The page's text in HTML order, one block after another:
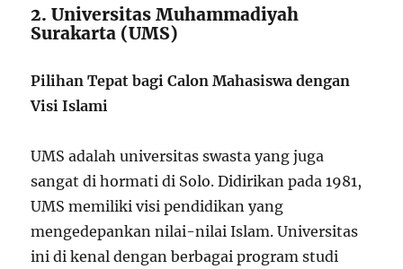
2. Universitas Muhammadiyah
Surakarta (UMS)
Pilihan Tepat bagi Calon Mahasiswa dengan
Visi Islami
UMS adalah universitas swasta yang juga
sangat di hormati di Solo. Didirikan pada 1981,
UMS memiliki visi pendidikan yang
mengedepankan nilai-nilai Islam. Universitas
ini di kenal dengan berbagai program studi